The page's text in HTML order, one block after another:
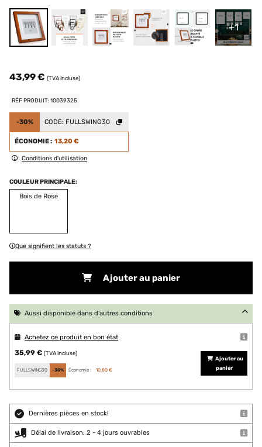
+1
43,99 € (TVA incluse)
RÉF PRODUIT: 10039325
-30% CODE: FULLSWING30
ÉCONOMIE : 13,20 €
Conditions d'utilisation
COULEUR PRINCIPALE:
Bois de Rose
Que signifient les statuts ?
Ajouter au panier
Aussi disponible dans d'autres conditions
Achetez ce produit en bon état
35,99 € (TVA incluse)
FULLSWING30 -30% Économie : 10,80 €
Ajouter au
panier
Dernières pièces en stock!
Délai de livraison: 2 - 4 jours ouvrables